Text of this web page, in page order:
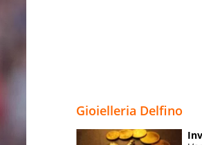
Gioielleria Delfino